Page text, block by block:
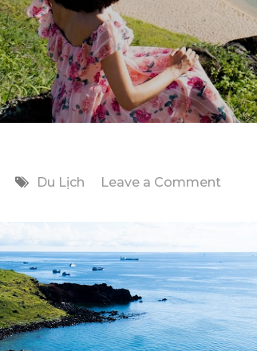
Du Lịch Leave a Comment
Quán
Ăn
Ngon
Nổi